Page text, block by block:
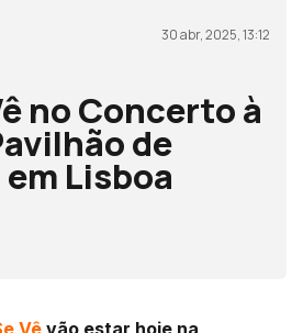
30 abr, 2025, 13:12
no Concerto à
de
Lisboa
Vêvão estar hoje na